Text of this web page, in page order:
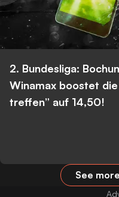
2. Bundesliga:
Winamax boostet
treffen” auf 14,50!
See